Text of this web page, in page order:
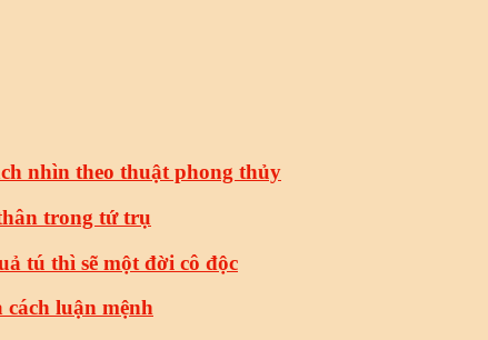
nhìn theo thuật phong thủy
trong tứ trụ
tú thì sẽ một đời cô độc
luận mệnh